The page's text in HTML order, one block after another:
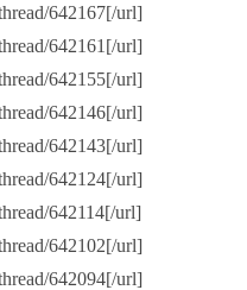
642167[/url]
642161[/url]
642155[/url]
642146[/url]
642143[/url]
642124[/url]
642114[/url]
642102[/url]
642094[/url]